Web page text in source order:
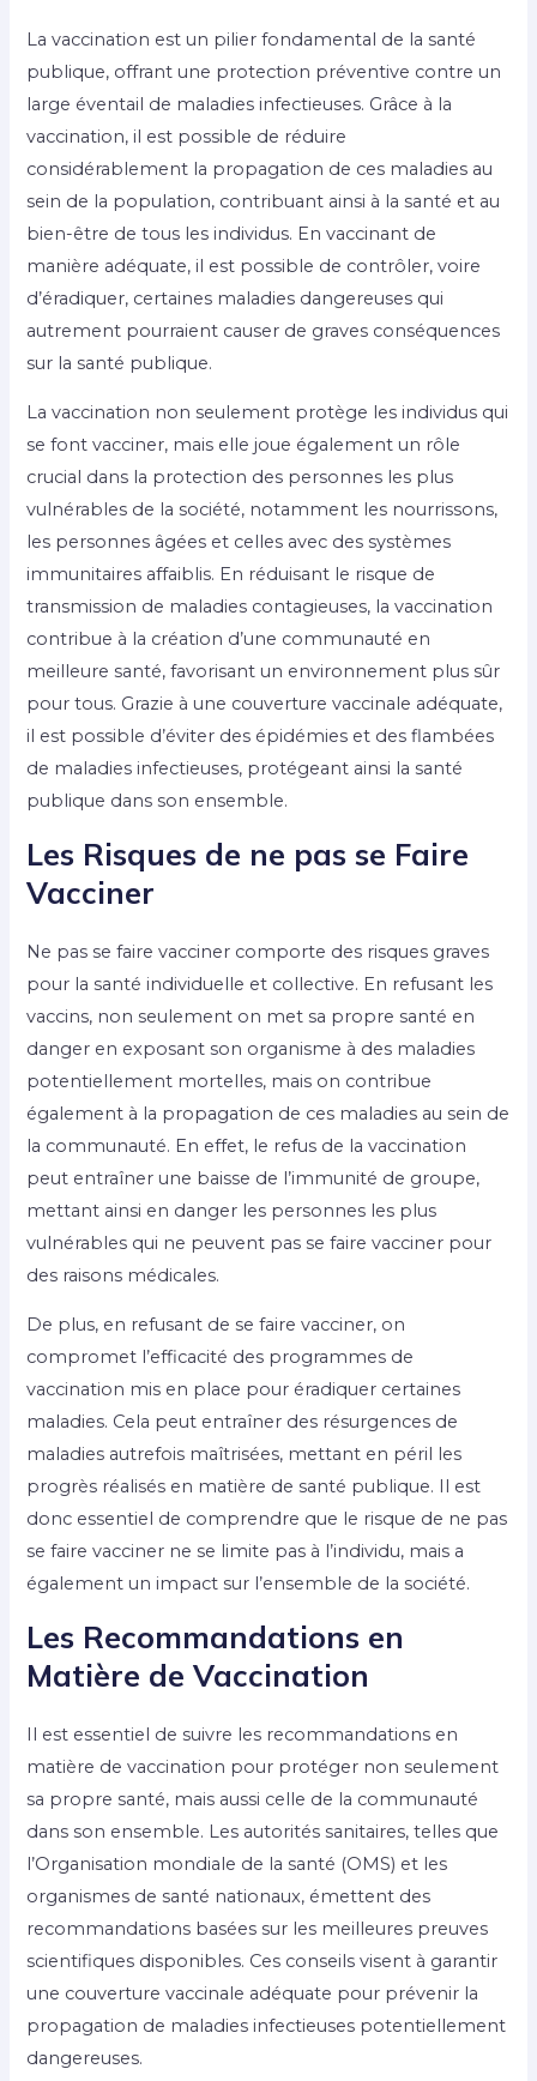
La vaccination est un pilier fondamental de la santé
publique, offrant une protection préventive contre un
large éventail de maladies infectieuses. Grâce à la
vaccination, il est possible de réduire
considérablement la propagation de ces maladies au
sein de la population, contribuant ainsi à la santé et au
bien-être de tous les individus. En vaccinant de
manière adéquate, il est possible de contrôler, voire
d’éradiquer, certaines maladies dangereuses qui
autrement pourraient causer de graves conséquences
sur la santé publique.
La vaccination non seulement protège les individus qui
se font vacciner, mais elle joue également un rôle
crucial dans la protection des personnes les plus
vulnérables de la société, notamment les nourrissons,
les personnes âgées et celles avec des systèmes
immunitaires affaiblis. En réduisant le risque de
transmission de maladies contagieuses, la vaccination
contribue à la création d’une communauté en
meilleure santé, favorisant un environnement plus sûr
pour tous. Grazie à une couverture vaccinale adéquate,
il est possible d’éviter des épidémies et des flambées
de maladies infectieuses, protégeant ainsi la santé
publique dans son ensemble.
Les Risques de ne pas se Faire
Vacciner
Ne pas se faire vacciner comporte des risques graves
pour la santé individuelle et collective. En refusant les
vaccins, non seulement on met sa propre santé en
danger en exposant son organisme à des maladies
potentiellement mortelles, mais on contribue
également à la propagation de ces maladies au sein de
la communauté. En effet, le refus de la vaccination
peut entraîner une baisse de l’immunité de groupe,
mettant ainsi en danger les personnes les plus
vulnérables qui ne peuvent pas se faire vacciner pour
des raisons médicales.
De plus, en refusant de se faire vacciner, on
compromet l’efficacité des programmes de
vaccination mis en place pour éradiquer certaines
maladies. Cela peut entraîner des résurgences de
maladies autrefois maîtrisées, mettant en péril les
progrès réalisés en matière de santé publique. Il est
donc essentiel de comprendre que le risque de ne pas
se faire vacciner ne se limite pas à l’individu, mais a
également un impact sur l’ensemble de la société.
Les Recommandations en
Matière de Vaccination
Il est essentiel de suivre les recommandations en
matière de vaccination pour protéger non seulement
sa propre santé, mais aussi celle de la communauté
dans son ensemble. Les autorités sanitaires, telles que
l’Organisation mondiale de la santé (OMS) et les
organismes de santé nationaux, émettent des
recommandations basées sur les meilleures preuves
scientifiques disponibles. Ces conseils visent à garantir
une couverture vaccinale adéquate pour prévenir la
propagation de maladies infectieuses potentiellement
dangereuses.